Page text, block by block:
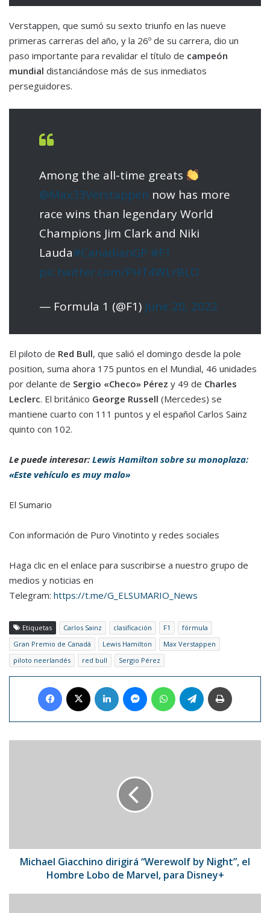
Verstappen, que sumó su sexto triunfo en las nueve
primeras carreras del año, y la 26º de su carrera, dio un
paso importante para revalidar el título de campeón
mundial distanciándose más de sus inmediatos
perseguidores.
Among the all-time greats
@Max33Verstappen now has more
race wins than legendary World
Champions Jim Clark and Niki
Lauda#CanadianGP #F1
pic.twitter.com/PHT4WLrBLO
— Formula 1 (@F1) June 20, 2022
El piloto de Red Bull, que salió el domingo desde la pole
position, suma ahora 175 puntos en el Mundial, 46 unidades
por delante de Sergio «Checo» Pérez y 49 de Charles
Leclerc. El británico George Russell (Mercedes) se
mantiene cuarto con 111 puntos y el español Carlos Sainz
quinto con 102.
Le puede interesar: Lewis Hamilton sobre su monoplaza:
«Este vehículo es muy malo»
El Sumario
Con información de Puro Vinotinto y redes sociales
Haga clic en el enlace para suscribirse a nuestro grupo de
medios y noticias en
Telegram: https://t.me/G_ELSUMARIO_News
Etiquetas Carlos Sainz clasificación F1
fórmula
Gran Premio de Canadá
Lewis Hamilton
Max Verstappen
piloto neerlandés
red bull Sergio Pérez
Facebook LinkedIn MessengerWhatsAppTelegram
Lobo
Michael Giacchino dirigirá “Werewolf by Night”, el
Hombre Lobo de Marvel, para Disney+